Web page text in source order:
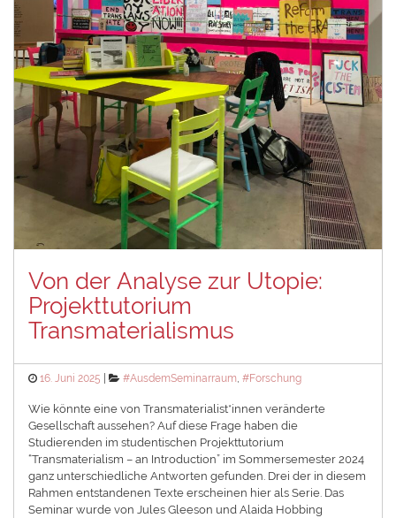
Von der Analyse zur Utopie:
Projekttutorium
Transmaterialismus
Posted
16. Juni 2025 Categories
#AusdemSeminarraum,#Forschung
Wie könnte eine von Transmaterialist*innen veränderte
Gesellschaft aussehen? Auf diese Frage haben die
Studierenden im studentischen Projekttutorium
“Transmaterialism – an Introduction” im Sommersemester 2024
ganz unterschiedliche Antworten gefunden. Drei der in diesem
Rahmen entstandenen Texte erscheinen hier als Serie. Das
Seminar wurde von Jules Gleeson und Alaida Hobbing